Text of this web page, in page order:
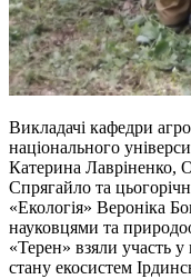
Викладачі кафедри
національного
Катерина Лавріненко,
Спрягайло та
«Екологія» Вероніка
науковцями та
«Терен» взяли участь у
стану екосистем